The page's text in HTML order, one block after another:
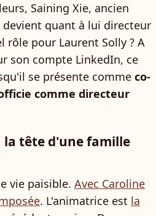
Saining Xie, ancien
devient quant à lui directeur
rôle pour Laurent Solly ? A
son compte LinkedIn, ce
se présente comme co-
comme directeur
la tête d'une famille
vie paisible. Avec Caroline
. L'animatrice est la